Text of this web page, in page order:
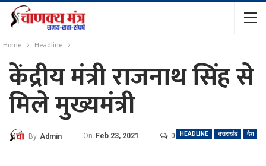
Home Headline
केंद्रीय मंत्री राजनाथ सिंह से
मिले मुख्यमंत्री
HEADLINE उत्तराखंड देश
By Admin On Feb 23, 2021 0